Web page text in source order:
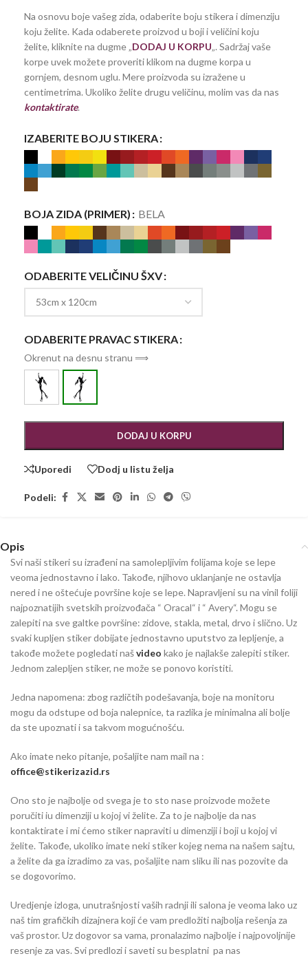
Na osnovu boje vašeg zida, odaberite boju stikera i dimenziju
koju želite. Kada odaberete proizvod u boji i veličini koju
želite, kliknite na dugme „DODAJ U KORPU„. Sadržaj vaše
korpe uvek možete proveriti klikom na dugme korpa u
gornjem, desnom uglu. Mere proizvoda su izražene u
centimetrima. Ukoliko želite drugu veličinu, molim vas da nas
kontaktirate.
IZABERITE BOJU STIKERA
BOJA ZIDA (PRIMER) BELA
ODABERITE VELIČINU ŠXV
ODABERITE PRAVAC STIKERA
Okrenut na desnu stranu ⟹
DODAJ U KORPU
Uporedi Dodj u listu želja
Podeli:
Opis
Svi naši stikeri su izrađeni na samolepljivim folijama koje se lepe
veoma jednostavno i lako. Takođe, njihovo uklanjanje ne ostavlja
nered i ne oštećuje površine koje se lepe. Napravljeni su na vinil foliji
najpoznatijih svetskih proizvođača “ Oracal“ i “ Avery“. Mogu se
zalepiti na sve galtke površine: zidove, stakla, metal, drvo i slično. Uz
svaki kupljen stiker dobijate jednostavno uputstvo za lepljenje, a
takođe možete pogledati našvideo kako je najlakše zalepiti stiker.
Jednom zalepljen stiker, ne može se ponovo koristiti.
Jedna napomena: zbog različtih podešavanja, boje na monitoru
mogu da odstupe od boja nalepnice, ta razlika je minimalna ali bolje
da ste upoznati i sa takvom mogućnošću.
Ako imate neko pitanje, pošaljite nam mail na :
office@stikerizazid.rs
Ono sto je najbolje od svega je to sto nase proizvode možete
poručiti iu dimenziji u kojoj vi želite. Za to je najbolje da nas
kontaktirate i mi ćemo stiker napraviti u dimenziji i boji u kojoj vi
želite. Takođe, ukoliko imate neki stiker kojeg nema na našem sajtu,
a želite da ga izradimo za vas, pošaljite nam sliku ili nas pozovite da
se dogovorimo.
Uredjenje izloga, unutrašnjosti vaših radnji ili salona je veoma lako uz
naš tim grafičkih dizajnera koji će vam predložiti najbolja rešenja za
vaš prostor. Uz dogovor sa vama, pronalazimo najbolje i najpovoljnije
resenje za vas. Svi predlozi i saveti su besplatni pa nas